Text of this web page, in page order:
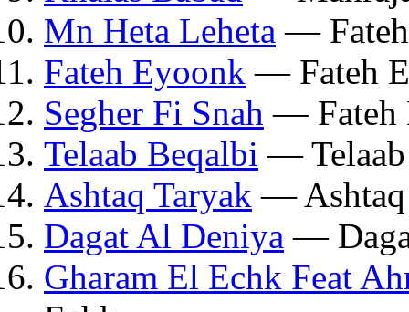
Mn Heta Leheta —
Fateh Eyoonk — Fateh
Segher Fi Snah — Fateh
Telaab Beqalbi —
Ashtaq Taryak — Ashtaq
Dagat Al Deniya —
Gharam El Echk Feat